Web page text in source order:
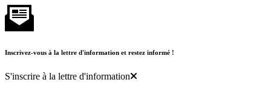
Inscrivez-vous à la lettre d'information et restez informé !
S'inscrire à la lettre d'information